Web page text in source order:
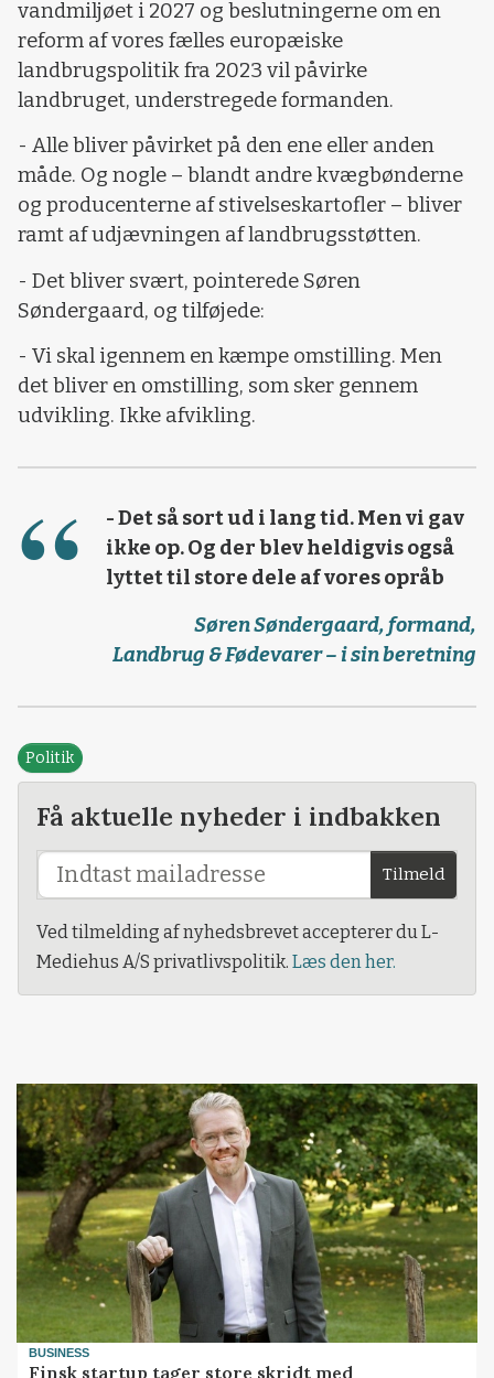
vandmiljøet i 2027 og beslutningerne om en
reform af vores fælles europæiske
landbrugspolitik fra 2023 vil påvirke
landbruget, understregede formanden.
- Alle bliver påvirket på den ene eller anden
måde. Og nogle – blandt andre kvægbønderne
og producenterne af stivelseskartofler – bliver
ramt af udjævningen af landbrugsstøtten.
- Det bliver svært, pointerede Søren
Søndergaard, og tilføjede:
- Vi skal igennem en kæmpe omstilling. Men
det bliver en omstilling, som sker gennem
udvikling. Ikke afvikling.
- Det så sort ud i lang tid. Men vi gav
ikke op. Og der blev heldigvis også
lyttet til store dele af vores opråb
Søren Søndergaard, formand,
Landbrug & Fødevarer – i sin beretning
Politik
Få aktuelle nyheder i indbakken
Tilmeld
Ved tilmelding af nyhedsbrevet accepterer du L-
Mediehus A/S privatlivspolitik. Læs den her.
BUSINESS
Finsk startup tager store skridt med